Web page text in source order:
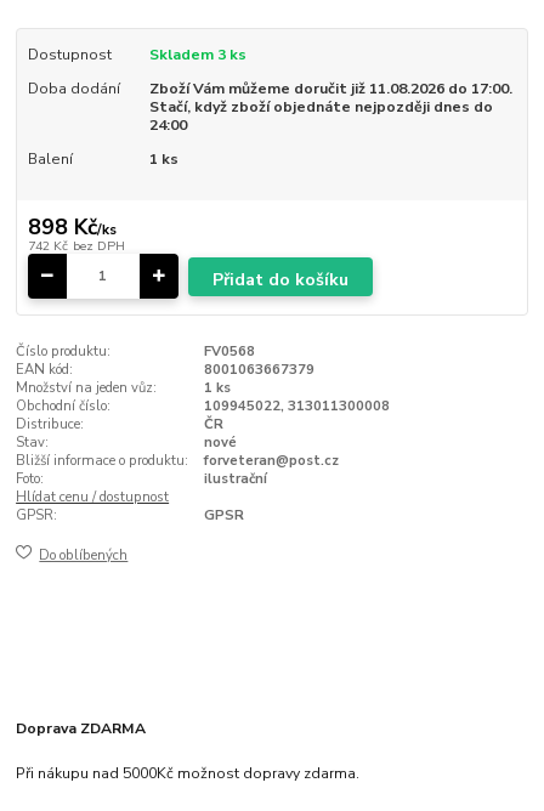
Dostupnost
Skladem 3 ks
Doba dodání
Zboží Vám můžeme doručit již 11.08.2026 do 17:00.
Stačí, když zboží objednáte nejpozději dnes do
24:00
Balení
1 ks
898 Kč/ks
742 Kč bez DPH
Přidat do košíku
Číslo produktu:
FV0568
EAN kód:
8001063667379
Množství na jeden vůz:
1 ks
Obchodní číslo:
109945022, 313011300008
Distribuce:
ČR
Stav:
nové
Bližší informace o produktu:
forveteran@post.cz
Foto:
ilustrační
Hlídat cenu / dostupnost
GPSR:
GPSR
Do oblíbených
Doprava ZDARMA
Při nákupu nad 5000Kč možnost dopravy zdarma.